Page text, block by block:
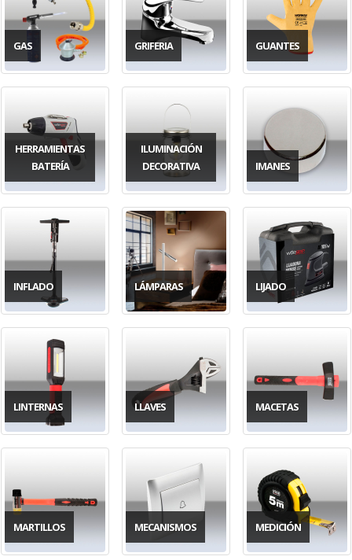
GAS GRIFERIA GUANTES
HERRAMIENTAS
BATERÍA
ILUMINACIÓN
DECORATIVA
IMANES
INFLADO LÁMPARAS LIJADO
LINTERNAS LLAVES MACETAS
MARTILLOS MECANISMOS MEDICIÓN